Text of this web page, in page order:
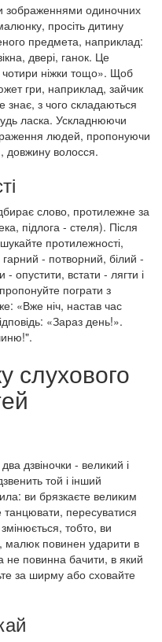
зображеннями одиночних
просіть дитину
предмета, наприклад:
двері, ганок. Це
чотири ніжки тощо». Щоб
гри, наприклад, зайчик
знає, з чого складаються
ласка. Ускладнюючи
людей, пропонуючи
довжину волосся.
слово, протилежне за
підлога - стеля). Після
протилежності,
- потворний, білий -
опустити, встати - лягти і
пограти з
«Вже ніч, настав час
«Зараз день!».
слухового
дзвіночки - великий і
той і інший
ви брязкаєте великим
пересуватися
змінюється, тобто, ви
малюк повинен ударити в
повинна бачити, в який
за ширму або сховайте